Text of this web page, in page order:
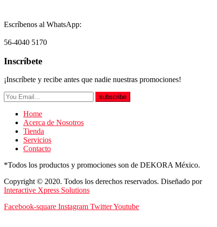
Escríbenos al WhatsApp:
56-4040 5170
Inscríbete
¡Inscríbete y recibe antes que nadie nuestras promociones!
subscribe
Home
Acerca de Nosotros
Tienda
Servicios
Contacto
*Todos los productos y promociones son de DEKORA México.
Copyright © 2020. Todos los derechos reservados. Diseñado por
Interactive Xpress Solutions
Facebook-square Instagram TwitterYoutube